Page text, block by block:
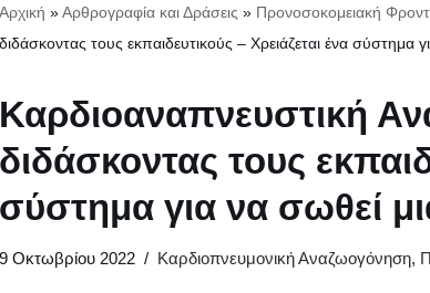
Αρχική »Αρθρογραφία και Δράσεις » Προνοσοκομειακή
διδάσκοντας τους εκπαιδευτικούς – Xρειάζεται ένα
Καρδιοαναπνευστική
διδάσκοντας τους
σύστημα για να σωθεί
9 Οκτωβρίου 2022 Καρδιοπνευμονική Αναζωογόνηση,